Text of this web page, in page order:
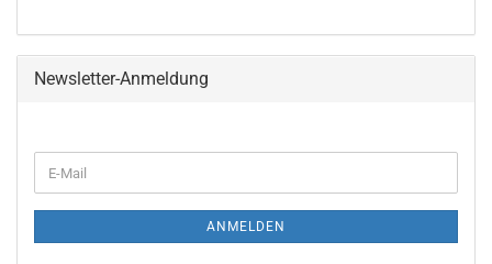
Newsletter-Anmeldung
ZUR
E-
Mail
ANMELDEN